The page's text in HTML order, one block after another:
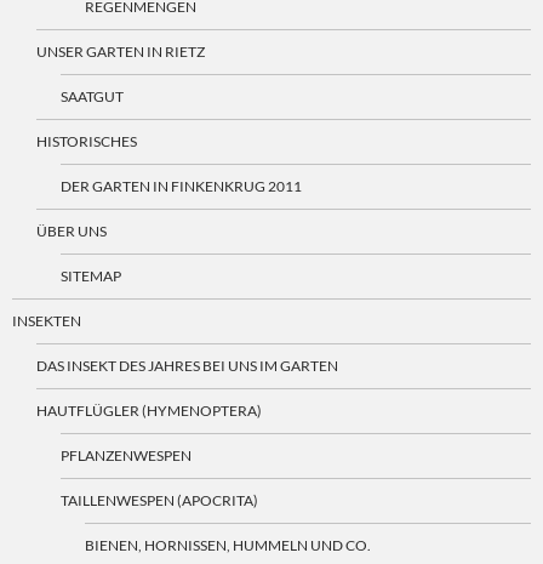
REGENMENGEN
UNSER GARTEN IN RIETZ
SAATGUT
HISTORISCHES
DER GARTEN IN FINKENKRUG 2011
ÜBER UNS
SITEMAP
INSEKTEN
DAS INSEKT DES JAHRES BEI UNS IM GARTEN
HAUTFLÜGLER (HYMENOPTERA)
PFLANZENWESPEN
TAILLENWESPEN (APOCRITA)
BIENEN, HORNISSEN, HUMMELN UND CO.